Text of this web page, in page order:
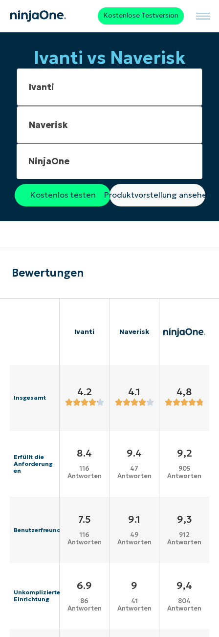
Kostenlose Testversion
Ivanti vs Naverisk
NinjaOne
Kostenlos testen Produktvorstellung ansehen
Bewertungen
Ivanti Naverisk
Insgesamt 4.2 4.1 4,8
Erfüllt die
Anforderung
en
8.4
116
Antworten
9.4
47
Antworten
9,2
905
Antworten
Benutzerfreundlichkeit
7.5
116
Antworten
9.1
49
Antworten
9,3
912
Antworten
Unkomplizierte
Einrichtung
6.9
86
Antworten
9
41
Antworten
9,4
804
Antworten